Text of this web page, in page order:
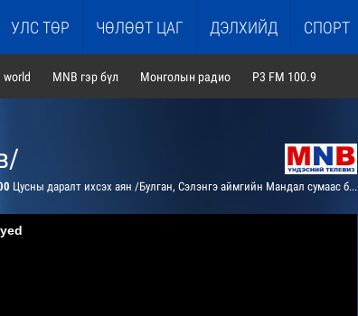
УЛС ТӨР ЧӨЛӨӨТ ЦАГ ДЭЛХИЙД СПОРТ
world MNB гэр бүл Монголын радио P3 FM 100.9
Цусны даралт ихсэх аян /Булган, Сэлэнгэ аймгийн Мандал сумаас бэлтгэв/